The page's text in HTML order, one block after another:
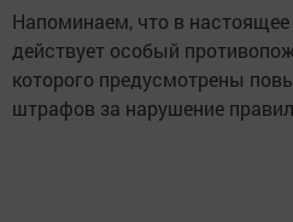
Напоминаем, что в
действует особый
которого предусмотрены
штрафов за нарушение